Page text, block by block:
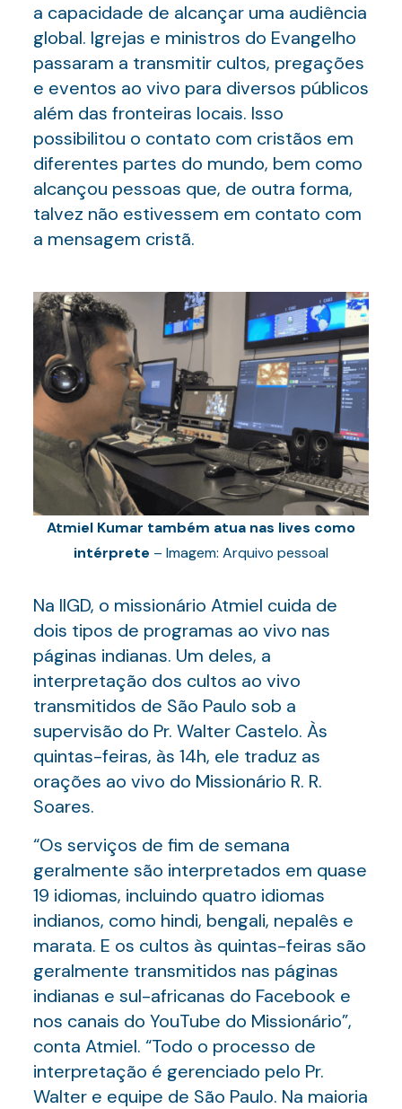
a capacidade de alcançar uma audiência
global. Igrejas e ministros do Evangelho
passaram a transmitir cultos, pregações
e eventos ao vivo para diversos públicos
além das fronteiras locais. Isso
possibilitou o contato com cristãos em
diferentes partes do mundo, bem como
alcançou pessoas que, de outra forma,
talvez não estivessem em contato com
a mensagem cristã.
Atmiel Kumar também atua nas lives como
intérprete – Imagem: Arquivo pessoal
Na IIGD, o missionário Atmiel cuida de
dois tipos de programas ao vivo nas
páginas indianas. Um deles, a
interpretação dos cultos ao vivo
transmitidos de São Paulo sob a
supervisão do Pr. Walter Castelo. Às
quintas-feiras, às 14h, ele traduz as
orações ao vivo do Missionário R. R.
Soares.
“Os serviços de fim de semana
geralmente são interpretados em quase
19 idiomas, incluindo quatro idiomas
indianos, como hindi, bengali, nepalês e
marata. E os cultos às quintas-feiras são
geralmente transmitidos nas páginas
indianas e sul-africanas do Facebook e
nos canais do YouTube do Missionário”,
conta Atmiel. “Todo o processo de
interpretação é gerenciado pelo Pr.
Walter e equipe de São Paulo. Na maioria